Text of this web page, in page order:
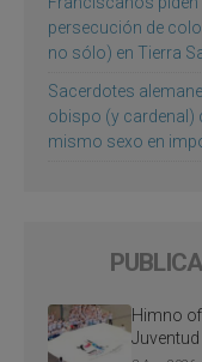
persecución de
no sólo) en Tierra
Sacerdotes
obispo (y cardenal)
mismo sexo en
Himno